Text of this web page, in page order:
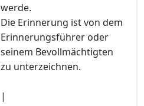
werde.
Die Erinnerung ist von dem
Erinnerungsführer oder
seinem Bevollmächtigten
zu unterzeichnen.
|